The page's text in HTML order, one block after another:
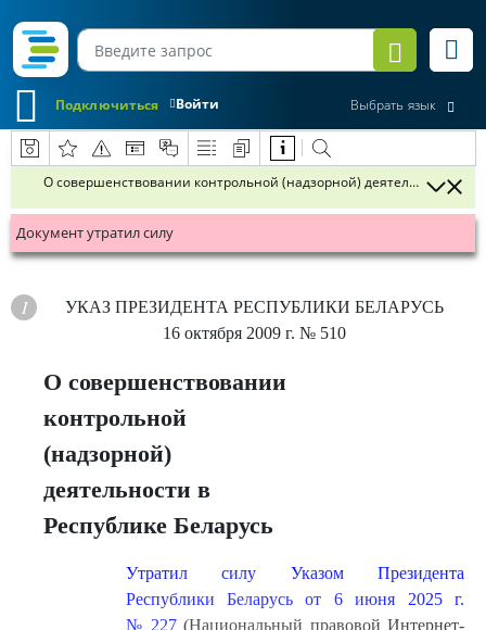
Войти
Подключиться Выбрать язык
О совершенствовании контрольной (надзорной) деятельности в
Документ утратил силу
УКАЗ ПРЕЗИДЕНТА РЕСПУБЛИКИ БЕЛАРУСЬ
16 октября 2009 г. № 510
О совершенствовании
контрольной
(надзорной)
деятельности в
Республике Беларусь
Утратил силу Указом Президента
Республики Беларусь от 6 июня 2025 г.
№ 227 (Национальный правовой Интернет-